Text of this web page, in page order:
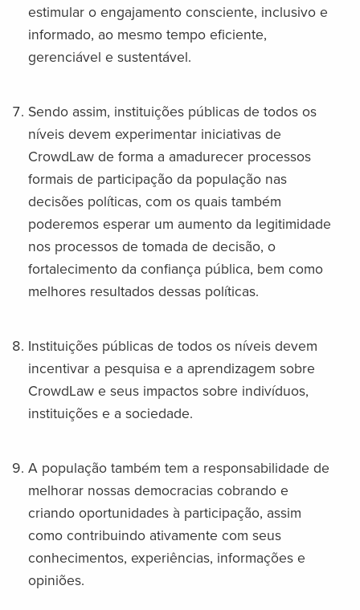
estimular o engajamento consciente, inclusivo e
informado, ao mesmo tempo eficiente,
gerenciável e sustentável.
Sendo assim, instituições públicas de todos os
níveis devem experimentar iniciativas de
CrowdLaw de forma a amadurecer processos
formais de participação da população nas
decisões políticas, com os quais também
poderemos esperar um aumento da legitimidade
nos processos de tomada de decisão, o
fortalecimento da confiança pública, bem como
melhores resultados dessas políticas.
Instituições públicas de todos os níveis devem
incentivar a pesquisa e a aprendizagem sobre
CrowdLaw e seus impactos sobre indivíduos,
instituições e a sociedade.
A população também tem a responsabilidade de
melhorar nossas democracias cobrando e
criando oportunidades à participação, assim
como contribuindo ativamente com seus
conhecimentos, experiências, informações e
opiniões.